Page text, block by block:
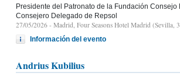
Presidente del Patronato de la Fundación Consejo
Consejero Delegado de Repsol
27/05/2026 - Madrid, Four Seasons Hotel Madrid (Sevilla,
Información del evento
Andrius Kubilius